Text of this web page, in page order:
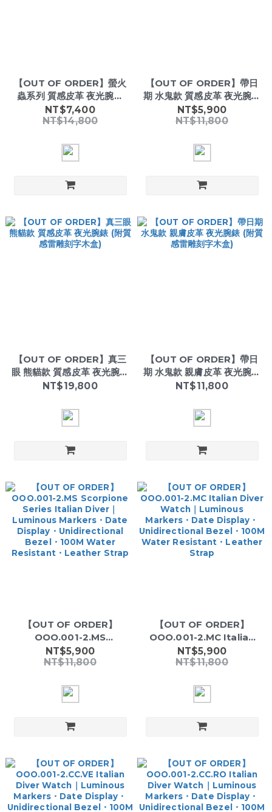
【OUT OF ORDER】螢火
蟲系列 質感皮革 夜光腕錶
(附質感雷雕刻字木盒)
NT$7,400
NT$14,800
【OUT OF ORDER】帶日
期 水鬼款 質感皮革 夜光腕錶
(附質感雷雕刻字木盒)
NT$5,900
NT$11,800
【OUT OF ORDER】真三
眼 熊貓款 質感皮革 夜光腕錶
(附質感雷雕刻字木盒)
NT$19,800
【OUT OF ORDER】帶日
期 水鬼款 親膚皮革 夜光腕錶
(附質感雷雕刻字木盒)
NT$11,800
【OUT OF ORDER】
OOO.001-2.MS
Scorpione Series Italian
Diver｜Luminous
Display・Unidirectional
Bezel・100M Water
Strap
NT$5,900
NT$11,800
【OUT OF ORDER】
OOO.001-2.MC Italian
Diver Watch｜Luminous
Markers・Date
Bezel・100M Water
Resistant・Leather
NT$5,900
NT$11,800